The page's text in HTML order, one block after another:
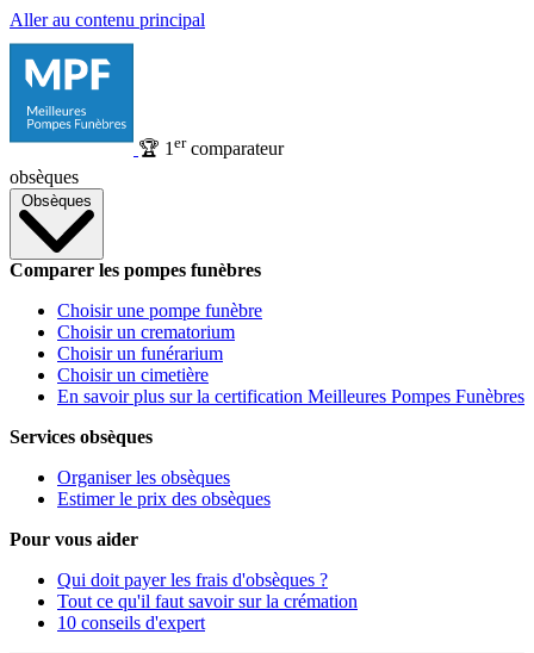
Aller au contenu principal
🏆 1 ercomparateur
obsèques
Obsèques
Comparer les pompes funèbres
Choisir une pompe funèbre
Choisir un crematorium
Choisir un funérarium
Choisir un cimetière
En savoir plus sur la certification Meilleures Pompes Funèbres
Services obsèques
Organiser les obsèques
Estimer le prix des obsèques
Pour vous aider
Qui doit payer les frais d'obsèques ?
Tout ce qu'il faut savoir sur la crémation
10 conseils d'expert